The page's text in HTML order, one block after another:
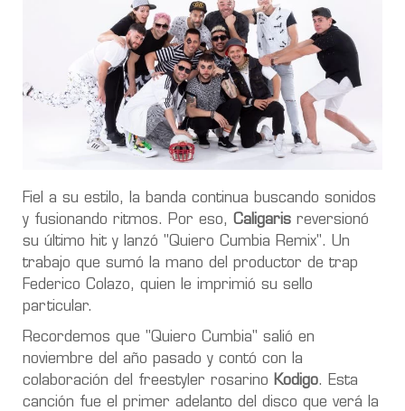
Fiel a su estilo, la banda continua buscando sonidos
y fusionando ritmos. Por eso, Caligaris reversionó
su último hit y lanzó "Quiero Cumbia Remix". Un
trabajo que sumó la mano del productor de trap
Federico Colazo, quien le imprimió su sello
particular.
Recordemos que "Quiero Cumbia" salió en
noviembre del año pasado y contó con la
colaboración del freestyler rosarino Kodigo. Esta
canción fue el primer adelanto del disco que verá la